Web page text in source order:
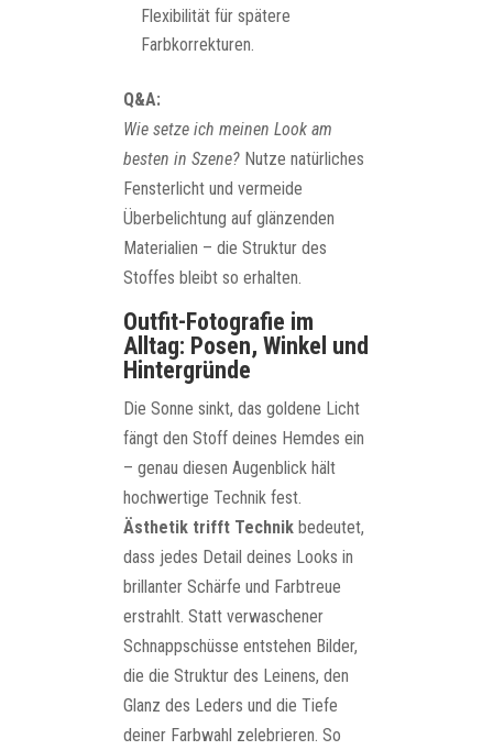
Flexibilität für spätere
Farbkorrekturen.
Q&A:
Wie setze ich meinen Look am
besten in Szene? Nutze natürliches
Fensterlicht und vermeide
Überbelichtung auf glänzenden
Materialien – die Struktur des
Stoffes bleibt so erhalten.
Outfit-Fotografie im
Alltag: Posen, Winkel und
Hintergründe
Die Sonne sinkt, das goldene Licht
fängt den Stoff deines Hemdes ein
– genau diesen Augenblick hält
hochwertige Technik fest.
Ästhetik trifft Technik bedeutet,
dass jedes Detail deines Looks in
brillanter Schärfe und Farbtreue
erstrahlt. Statt verwaschener
Schnappschüsse entstehen Bilder,
die die Struktur des Leinens, den
Glanz des Leders und die Tiefe
deiner Farbwahl zelebrieren. So